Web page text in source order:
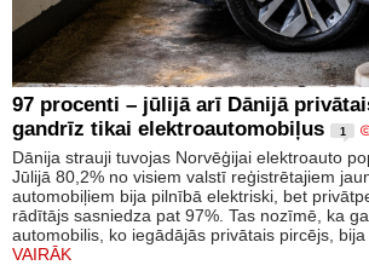
97 procenti – jūlijā arī Dānijā
gandrīz tikai elektroautomobiļus
1
Dānija strauji tuvojas Norvēģijai elektroauto
Jūlijā 80,2% no visiem valstī reģistrētajiem
automobiļiem bija pilnībā elektriski, bet
rādītājs sasniedza pat 97%. Tas nozīmē, ka
automobilis, ko iegādājās privātais pircējs, bija
VAIRĀK